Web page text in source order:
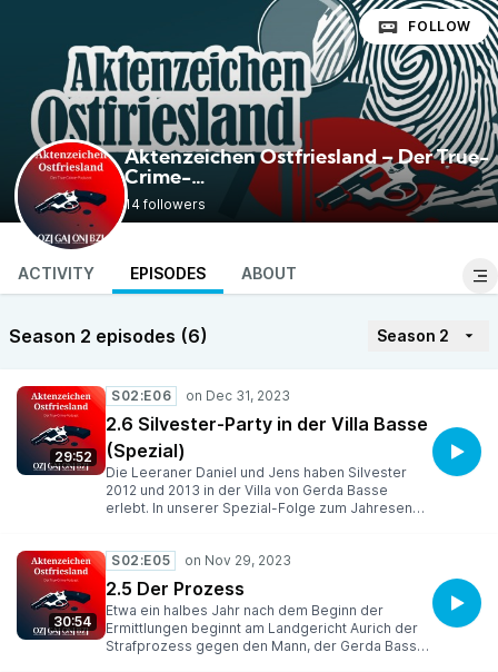
Aktenzeichen Ostfriesland – Der True-
Crime-
Podcast @AktenzeichenOstfriesland
14 followers
FOLLOW
ACTIVITY EPISODES ABOUT
Season 2 episodes (6) Season 2
29:52
S02:E06
2.6 Silvester-Party in der Villa Basse
(Spezial)
Die Leeraner Daniel und Jens haben Silvester
2012 und 2013 in der Villa von Gerda Basse
erlebt. In unserer Spezial-Folge zum Jahresende
einem Klavier spielenden Jungen im Smoking
und einer dunklen Prophezeiung …
30:54
S02:E05
2.5 Der Prozess
Etwa ein halbes Jahr nach dem Beginn der
Ermittlungen beginnt am Landgericht Aurich der
Strafprozess gegen den Mann, der Gerda Basse